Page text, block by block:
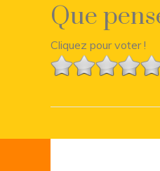
Que
Cliquez pour voter !